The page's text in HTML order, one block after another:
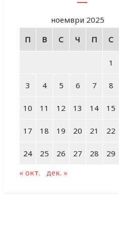
ноември 2025
П
В С Ч П С
1
3 4 5 6 7 8
10 11 12 13 14 15
17 18 19 20 21 22
24 25 26 27 28 29
« окт.
дек. »